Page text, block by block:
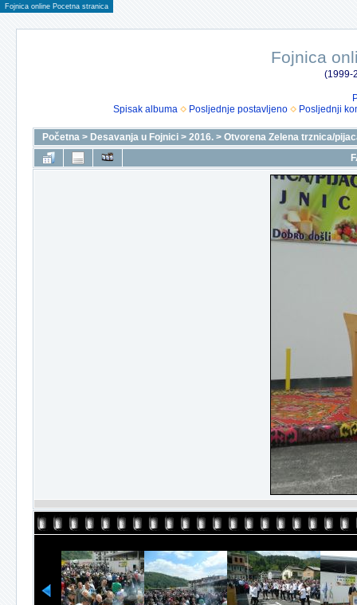
Fojnica online Pocetna stranica
Fojnica
(1999-
Spisak albuma
Posljednje postavljeno Posljednji
Početna > Desavanja u Fojnici > 2016. > Otvorena Zelena trznica/